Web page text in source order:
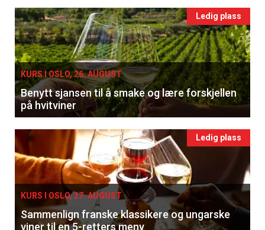
Ledig plass
KURS I OSLO, 26. AUGUST
Benytt sjansen til å smake og lære forskjellen
på hvitviner
Ledig plass
KURS I OSLO, 27. AUGUST
Sammenlign franske klassikere og ungarske
viner til en 5-retters meny